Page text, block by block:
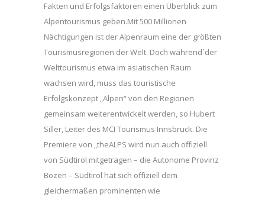
Fakten und Erfolgsfaktoren einen Überblick zum
Alpentourismus geben.Mit 500 Millionen
Nächtigungen ist der Alpenraum eine der größten
Tourismusregionen der Welt. Doch während´der
Welttourismus etwa im asiatischen Raum
wachsen wird, muss das touristische
Erfolgskonzept „Alpen“ von den Regionen
gemeinsam weiterentwickelt werden, so Hubert
Siller, Leiter des MCI Tourismus Innsbruck. Die
Premiere von „theALPS wird nun auch offiziell
von Südtirol mitgetragen – die Autonome Provinz
Bozen – Südtirol hat sich offiziell dem
gleichermaßen prominenten wie